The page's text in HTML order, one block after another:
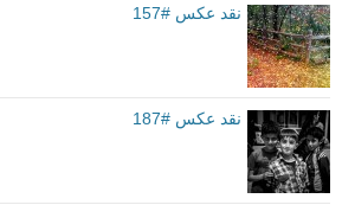
نقد عکس #157
نقد عکس #187